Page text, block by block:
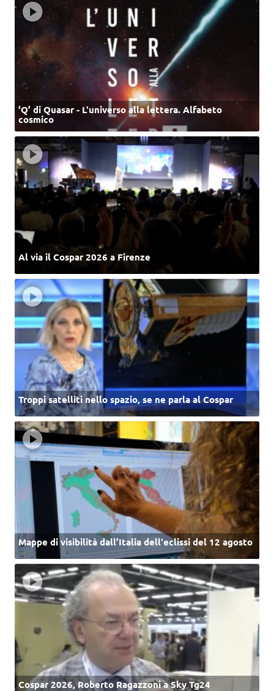
‘Q’ di Quasar - L'universo alla lettera. Alfabeto
cosmico
Al via il Cospar 2026 a Firenze
Troppi satelliti nello spazio, se ne parla al Cospar
Mappe di visibilità dall’Italia dell'eclissi del 12 agosto
Cospar 2026, Roberto Ragazzoni a Sky Tg24